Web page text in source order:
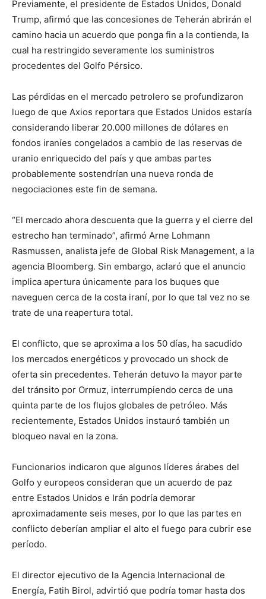
Previamente, el presidente de Estados Unidos, Donald
Trump, afirmó que las concesiones de Teherán abrirán el
camino hacia un acuerdo que ponga fin a la contienda, la
cual ha restringido severamente los suministros
procedentes del Golfo Pérsico.
Las pérdidas en el mercado petrolero se profundizaron
luego de que Axios reportara que Estados Unidos estaría
considerando liberar 20.000 millones de dólares en
fondos iraníes congelados a cambio de las reservas de
uranio enriquecido del país y que ambas partes
probablemente sostendrían una nueva ronda de
negociaciones este fin de semana.
“El mercado ahora descuenta que la guerra y el cierre del
estrecho han terminado”, afirmó Arne Lohmann
Rasmussen, analista jefe de Global Risk Management, a la
agencia Bloomberg. Sin embargo, aclaró que el anuncio
implica apertura únicamente para los buques que
naveguen cerca de la costa iraní, por lo que tal vez no se
trate de una reapertura total.
El conflicto, que se aproxima a los 50 días, ha sacudido
los mercados energéticos y provocado un shock de
oferta sin precedentes. Teherán detuvo la mayor parte
del tránsito por Ormuz, interrumpiendo cerca de una
quinta parte de los flujos globales de petróleo. Más
recientemente, Estados Unidos instauró también un
bloqueo naval en la zona.
Funcionarios indicaron que algunos líderes árabes del
Golfo y europeos consideran que un acuerdo de paz
entre Estados Unidos e Irán podría demorar
aproximadamente seis meses, por lo que las partes en
conflicto deberían ampliar el alto el fuego para cubrir ese
período.
El director ejecutivo de la Agencia Internacional de
Energía, Fatih Birol, advirtió que podría tomar hasta dos